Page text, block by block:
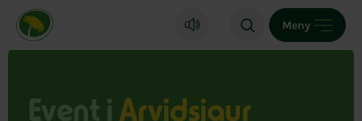
Miljöpartiet de gröna, startsida
Meny
Event i Arvidsjaur